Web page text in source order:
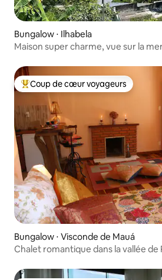
Bungalow ⋅ Ilhabela
Maison super charme, vue sur la
Coups de cœur voyageurs les plus
Coup de cœur voyageurs
Bungalow ⋅ Visconde de Mauá
Chalet romantique dans la vallée de